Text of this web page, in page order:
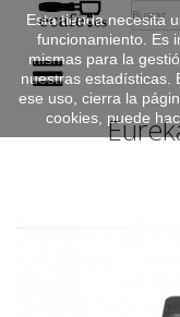
Esta tienda necesita
funcionamiento. Es
mismas para la
nuestras estadísticas.
ese uso, cierra la
cookies, puede